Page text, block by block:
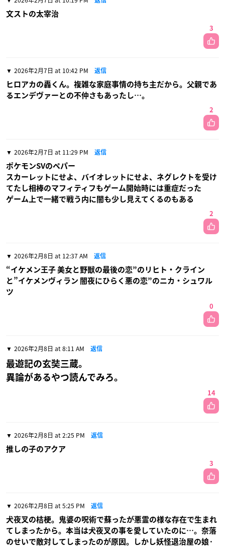
文ストの太宰治
3
2026年2月7日 at 10:42 PM 返信
ヒロアカの轟くん。複雑な家庭事情の持ち主だから。父親であ
るエンデヴァーとの不仲さもあったし…。
2
2026年2月7日 at 11:29 PM 返信
ポケモンSVのペパー
スカーレットにせよ、バイオレットにせよ、ネグレクトを受け
てたし相棒のマフィティフもゲーム開始時には重症だった
ゲーム上で一緒で戦う内に闇も少し見えてくるのもある
2
2026年2月8日 at 12:37 AM 返信
“イケメン王子 美女と野獣の最後の恋”のリヒト・クライン
と”イケメンヴィラン 闇夜にひらく悪の恋”のニカ・シュワル
ツ
0
2026年2月8日 at 8:11 AM 返信
最遊記の玄奘三蔵。
異論があるやつ読んでみろ。
14
2026年2月8日 at 2:25 PM 返信
推しの子のアクア
3
2026年2月8日 at 5:25 PM 返信
犬夜叉の桔梗。鬼婆の呪術で蘇ったが悪霊の様な存在で生まれ
てしまったから。本当は犬夜叉の事を愛していたのに…。奈落
のせいで敵対してしまったのが原因。しかし妖怪退治屋の娘·